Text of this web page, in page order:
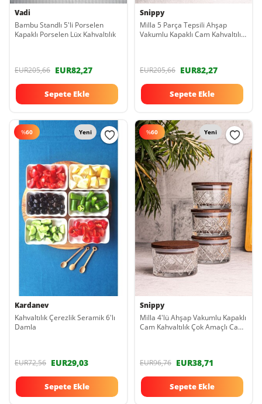
Vadi
Bambu Standlı 5'li Porselen
Kapaklı Porselen Lüx Kahvaltılık
EUR205,66 EUR82,27
Sepete Ekle
Snippy
Milla 5 Parça Tepsili Ahşap
Vakumlu Kapaklı Cam Kahvaltılık
EUR205,66 EUR82,27
Sepete Ekle
%60 Yeni
Kardanev
Kahvaltılık Çerezlik Seramik 6'lı
Damla
EUR72,56 EUR29,03
Sepete Ekle
%60 Yeni
Snippy
Milla 4'lü Ahşap Vakumlu Kapaklı
Cam Kahvaltılık Çok Amaçlı Cam
EUR96,76 EUR38,71
Sepete Ekle